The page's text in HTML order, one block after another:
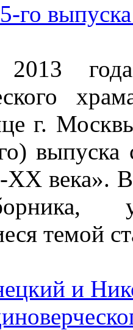
го
2013
г.
выпуска
века».
темой
и